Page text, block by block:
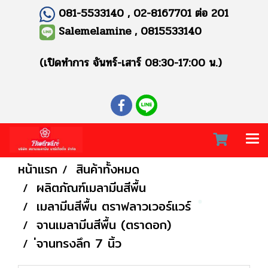
081-5533140 , 02-8167701 ต่อ 201
Salemelamine , 0815533140
(เปิดทำการ จันทร์-เสาร์ 08:30-17:00 น.)
หน้าแรก
สินค้าทั้งหมด
ผลิตภัณฑ์เมลามีนสีพื้น
เมลามีนสีพื้น ตราฟลาวเวอร์แวร์
จานเมลามีนสีพื้น (ตราดอก)
่จานทรงลึก 7 นิ้ว